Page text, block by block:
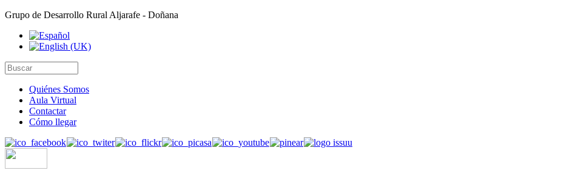
Grupo de Desarrollo Rural Aljarafe - Doñana
Quiénes Somos
Aula Virtual
Contactar
Cómo llegar